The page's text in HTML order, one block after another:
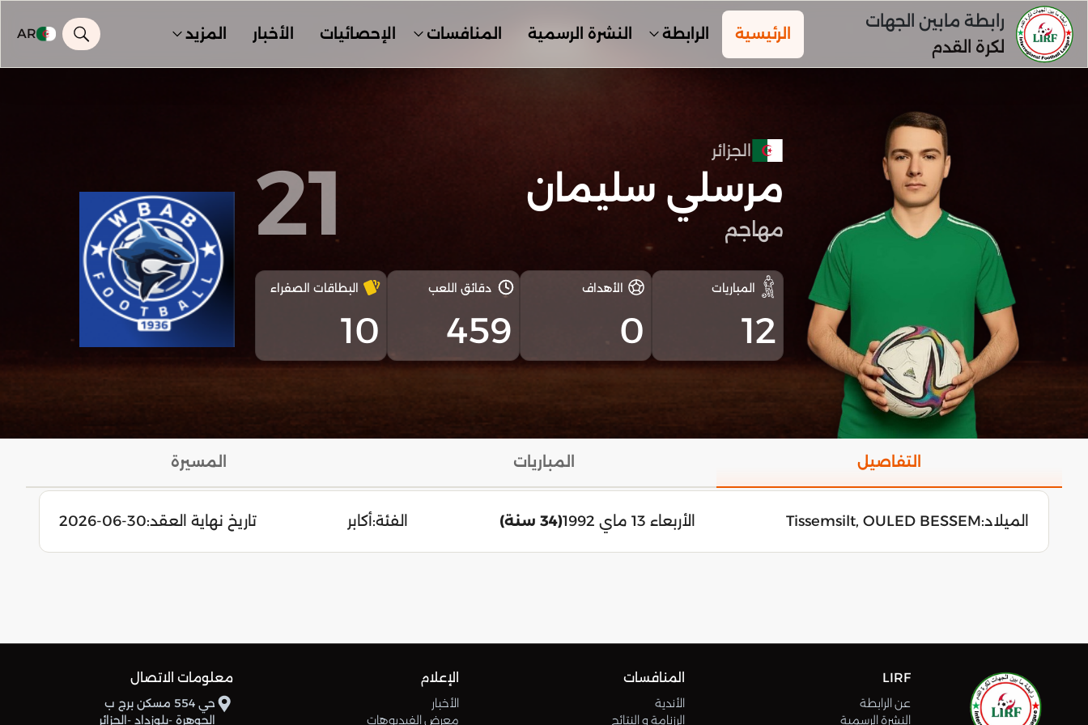
رابطة مابين الجهات
لكرة القدم
الرئيسية الرابطة النشرة الرسمية المنافسات الإحصائيات الأخبار المزيد AR
الجزائر
مرسلي سليمان
مهاجم
المباريات
12
الأهداف
0
دقائق اللعب
459
البطاقات الصفراء
10
21
التفاصيل المباريات المسيرة
الميلاد:Tissemsilt, OULED BESSEM الأربعاء 13 ماي 1992 (34 سنة) الفئة:أكابر تاريخ نهاية العقد:2026-06-30
LIRF
عن الرابطة
النشرة الرسمية
المنافسات
الأندية
الرزنامة و النتائج
الإعلام
الأخبار
معرض الفيديوهات
معلومات الاتصال
حي 554 مسكن برج ب
الجوهرة -بلوزداد -الجزائر